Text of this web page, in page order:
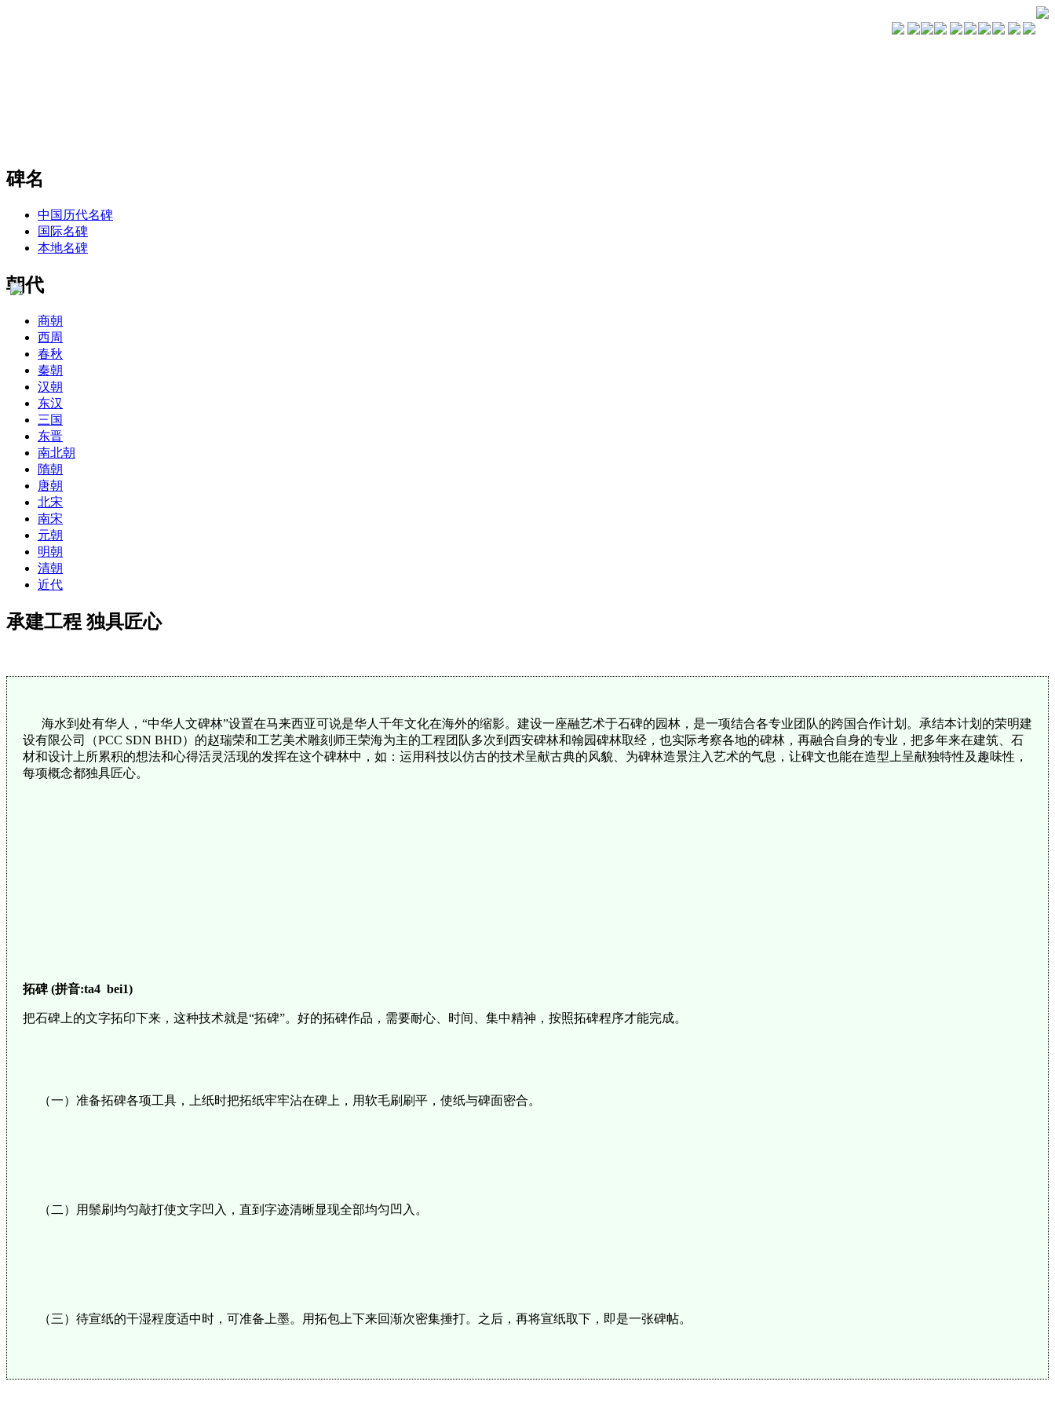
碑名
中国历代名碑
国际名碑
本地名碑
朝代
商朝
西周
春秋
秦朝
汉朝
东汉
三国
东晋
南北朝
隋朝
唐朝
北宋
南宋
元朝
明朝
清朝
近代
承建工程 独具匠心
海水到处有华人，“中华人文碑林”设置在马来西亚可说是华人千年文化在海外的缩影。建设一座融艺术于石碑的园林，是一项结合各专业团队的跨国合作计划。承结本计划的荣明建
设有限公司（PCC SDN BHD）的赵瑞荣和工艺美术雕刻师王荣海为主的工程团队多次到西安碑林和翰园碑林取经，也实际考察各地的碑林，再融合自身的专业，把多年来在建筑、石
材和设计上所累积的想法和心得活灵活现的发挥在这个碑林中，如：运用科技以仿古的技术呈献古典的风貌、为碑林造景注入艺术的气息，让碑文也能在造型上呈献独特性及趣味性，
每项概念都独具匠心。
拓碑 (拼音:ta4 bei1)
把石碑上的文字拓印下来，这种技术就是“拓碑”。好的拓碑作品，需要耐心、时间、集中精神，按照拓碑程序才能完成。
（一）准备拓碑各项工具，上纸时把拓纸牢牢沾在碑上，用软毛刷刷平，使纸与碑面密合。
（二）用鬃刷均匀敲打使文字凹入，直到字迹清晰显现全部均匀凹入。
（三）待宣纸的干湿程度适中时，可准备上墨。用拓包上下来回渐次密集捶打。之后，再将宣纸取下，即是一张碑帖。